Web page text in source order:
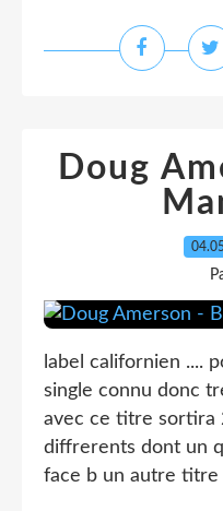
Doug
label californien ....
single connu donc
avec ce titre sortira
diffrerents dont un
face b un autre titre